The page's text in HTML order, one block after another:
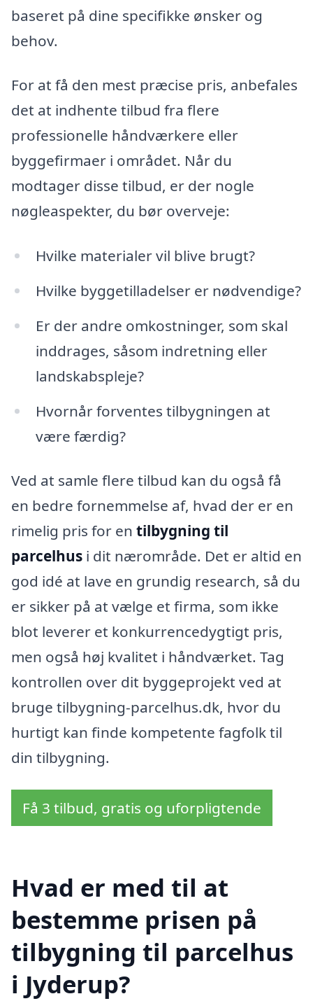
baseret på dine specifikke ønsker og
behov.
For at få den mest præcise pris, anbefales
det at indhente tilbud fra flere
professionelle håndværkere eller
byggefirmaer i området. Når du
modtager disse tilbud, er der nogle
nøgleaspekter, du bør overveje:
Hvilke materialer vil blive brugt?
Hvilke byggetilladelser er nødvendige?
Er der andre omkostninger, som skal
inddrages, såsom indretning eller
landskabspleje?
Hvornår forventes tilbygningen at
være færdig?
Ved at samle flere tilbud kan du også få
en bedre fornemmelse af, hvad der er en
rimelig pris for en tilbygning til
parcelhus i dit nærområde. Det er altid en
god idé at lave en grundig research, så du
er sikker på at vælge et firma, som ikke
blot leverer et konkurrencedygtigt pris,
men også høj kvalitet i håndværket. Tag
kontrollen over dit byggeprojekt ved at
bruge tilbygning-parcelhus.dk, hvor du
hurtigt kan finde kompetente fagfolk til
din tilbygning.
Få 3 tilbud, gratis og uforpligtende
Hvad er med til at
bestemme prisen på
tilbygning til parcelhus
i Jyderup?